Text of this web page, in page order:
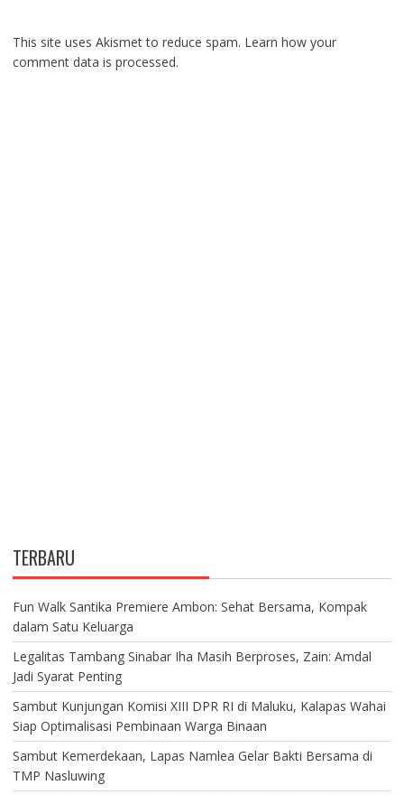
This site uses Akismet to reduce spam. Learn how your
comment data is processed.
TERBARU
Fun Walk Santika Premiere Ambon: Sehat Bersama, Kompak
dalam Satu Keluarga
Legalitas Tambang Sinabar Iha Masih Berproses, Zain: Amdal
Jadi Syarat Penting
Sambut Kunjungan Komisi XIII DPR RI di Maluku, Kalapas Wahai
Siap Optimalisasi Pembinaan Warga Binaan
Sambut Kemerdekaan, Lapas Namlea Gelar Bakti Bersama di
TMP Nasluwing